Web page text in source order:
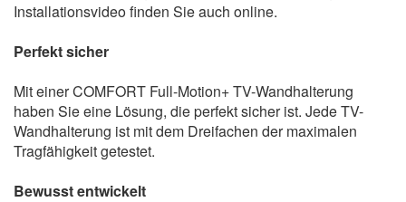
Installationsvideo finden Sie auch online.
Perfekt sicher
Mit einer COMFORT Full-Motion+ TV-Wandhalterung
haben Sie eine Lösung, die perfekt sicher ist. Jede TV-
Wandhalterung ist mit dem Dreifachen der maximalen
Tragfähigkeit getestet.
Bewusst entwickelt